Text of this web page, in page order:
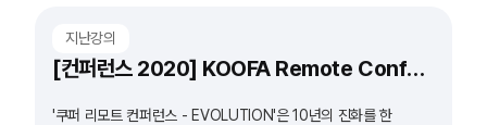
지난강의
[컨퍼런스 2020] KOOFA Remote Conference 'EVOLUTION'
'쿠퍼 리모트 컨퍼런스 - EVOLUTION'은 10년의 진화를 한